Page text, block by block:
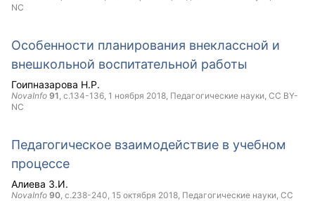
NC
Особенности планирования внеклассной и
внешкольной воспитательной работы
Гоипназарова Н.Р.
NovaInfo 91, с.134-136, 1 ноября 2018, Педагогические науки, CC BY-
NC
Педагогическое взаимодействие в учебном
процессе
Алиева З.И.
NovaInfo 90, с.238-240, 15 октября 2018, Педагогические науки, CC